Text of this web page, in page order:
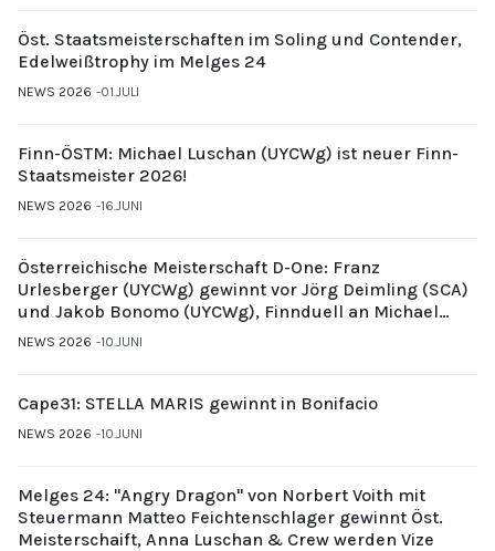
Öst. Staatsmeisterschaften im Soling und Contender,
Edelweißtrophy im Melges 24
NEWS 2026 01.JULI
Finn-ÖSTM: Michael Luschan (UYCWg) ist neuer Finn-
Staatsmeister 2026!
NEWS 2026 16.JUNI
Österreichische Meisterschaft D-One: Franz
Urlesberger (UYCWg) gewinnt vor Jörg Deimling (SCA)
und Jakob Bonomo (UYCWg), Finnduell an Michael
Gubi (UYCMo)
NEWS 2026 10.JUNI
Cape31: STELLA MARIS gewinnt in Bonifacio
NEWS 2026 10.JUNI
Melges 24: "Angry Dragon" von Norbert Voith mit
Steuermann Matteo Feichtenschlager gewinnt Öst.
Meisterschaift, Anna Luschan & Crew werden Vize